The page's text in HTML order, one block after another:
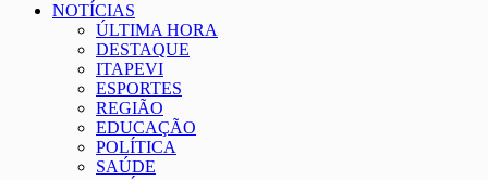
NOTÍCIAS
ÚLTIMA HORA
DESTAQUE
ITAPEVI
ESPORTES
REGIÃO
EDUCAÇÃO
POLÍTICA
SAÚDE